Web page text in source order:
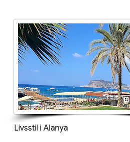
Livsstil i Alanya